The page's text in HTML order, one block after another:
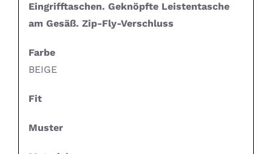
Eingrifftaschen. Geknöpfte Leistentasche
am Gesäß. Zip-Fly-Verschluss
Farbe
BEIGE
Fit
Muster